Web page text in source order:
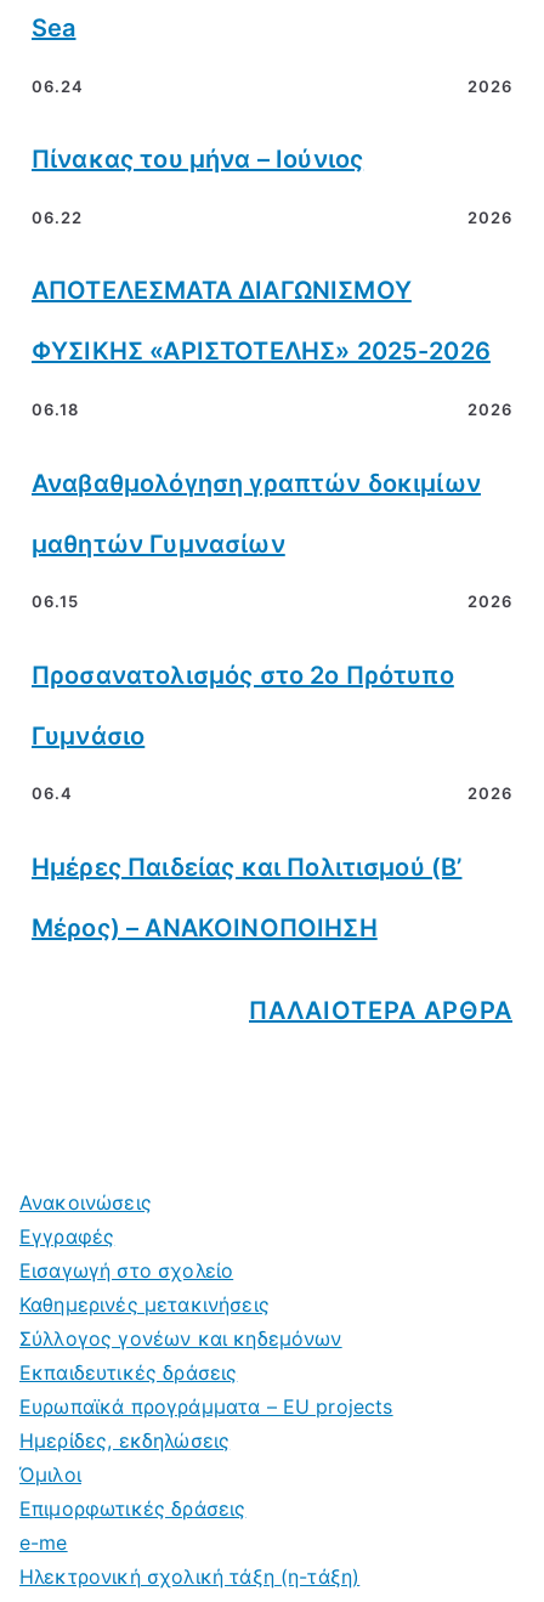
Sea
06.24 2026
Πίνακας του μήνα – Ιούνιος
06.22 2026
ΑΠΟΤΕΛΕΣΜΑΤΑ ΔΙΑΓΩΝΙΣΜΟΥ
ΦΥΣΙΚΗΣ «ΑΡΙΣΤΟΤΕΛΗΣ» 2025-2026
06.18 2026
Αναβαθμολόγηση γραπτών δοκιμίων
μαθητών Γυμνασίων
06.15 2026
Προσανατολισμός στο 2ο Πρότυπο
Γυμνάσιο
06.4 2026
Ημέρες Παιδείας και Πολιτισμού (Β’
Μέρος) – ΑΝΑΚΟΙΝΟΠΟΙΗΣΗ
ΠΑΛΑΙΟΤΕΡΑ ΑΡΘΡΑ
Ανακοινώσεις
Εγγραφές
Εισαγωγή στο σχολείο
Καθημερινές μετακινήσεις
Σύλλογος γονέων και κηδεμόνων
Εκπαιδευτικές δράσεις
Ευρωπαϊκά προγράμματα – EU projects
Ημερίδες, εκδηλώσεις
Όμιλοι
Επιμορφωτικές δράσεις
e-me
Ηλεκτρονική σχολική τάξη (η-τάξη)